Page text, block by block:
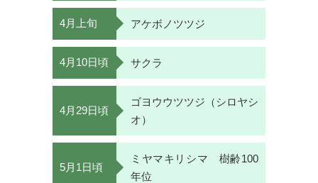
4月上旬 アケボノツツジ
4月10日頃 サクラ
4月29日頃
ゴヨウウツツジ（シロヤシ
オ）
5月1日頃
ミヤマキリシマ 樹齢100
年位